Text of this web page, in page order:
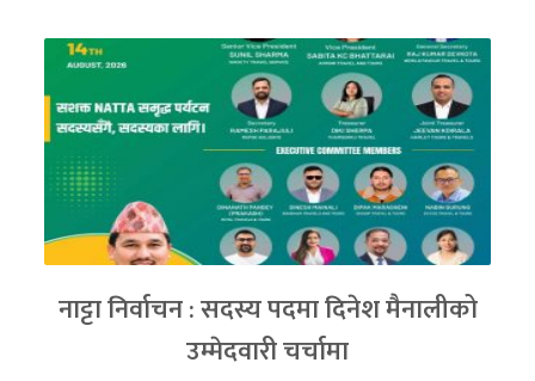
नाट्टा निर्वाचन : सदस्य पदमा दिनेश मैनालीको
उम्मेदवारी चर्चामा